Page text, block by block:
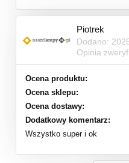
Piotrek
Dodano:
Opinia
Ocena produktu:
Ocena sklepu:
Ocena dostawy:
Dodatkowy komentarz:
Wszystko super i ok